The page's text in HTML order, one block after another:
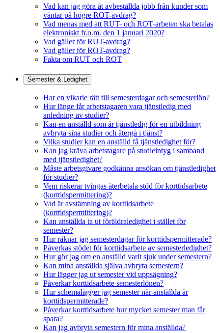
Vad kan jag göra åt avbeställda jobb från kunder som
väntar på högre ROT-avdrag?
Vad menas med att RUT- och ROT-arbeten ska betalas
elektroniskt fr.o.m. den 1 januari 2020?
Vad gäller för RUT-avdrag?
Vad gäller för ROT-avdrag?
Fakta om RUT och ROT
Semester & Ledighet
Har en vikarie rätt till semesterdagar och semesterlön?
Hur länge får arbetstagaren vara tjänstledig med
anledning av studier?
Kan en anställd som är tjänstledig för en utbildning
avbryta sina studier och återgå i tjänst?
Vilka studier kan en anställd få tjänstledighet för?
Kan jag kräva arbetstagare på studieintyg i samband
med tjänstledighet?
Måste arbetsgivare godkänna ansökan om tjänstledighet
för studier?
Vem riskerar tvingas återbetala stöd för korttidsarbete
(korttidspermittering)?
Vad är avstämning av korttidsarbete
(korttidspermittering)?
Kan anställda ta ut föräldraledighet i stället för
semester?
Hur räknar jag semesterdagar för korttidspermitterade?
Påverkas stödet för korttidsarbete av semesterledighet?
Hur gör jag om en anställd varit sjuk under semestern?
Kan mina anställda själva avbryta semestern?
Hur lägger jag ut semester vid uppsägning?
Påverkar korttidsarbete semesterlönen?
Hur schemalägger jag semester när anställda är
korttidspermitterade?
Påverkar korttidsarbete hur mycket semester man får
spara?
Kan jag avbryta semestern för mina anställda?